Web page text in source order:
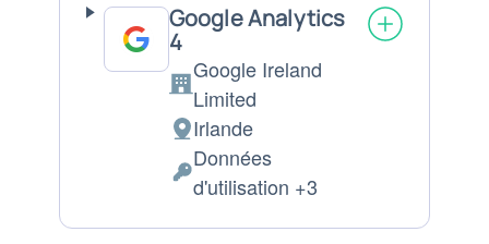
Google Analytics
4
Entreprise:
Google Ireland
Limited
Lieu
de
traitement
:
Irlande
Données
Données
d'utilisation +3